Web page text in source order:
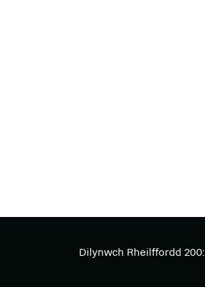
Dilynwch Rheilffordd 200: